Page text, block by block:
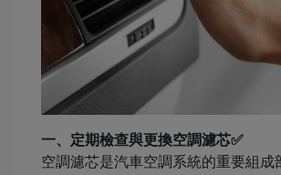
一、定期檢查與更換空調濾芯✅
空調濾芯是汽車空調系統的重要組成